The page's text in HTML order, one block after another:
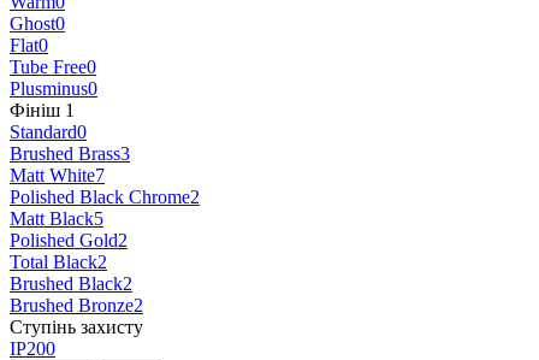
Ghost0
Flat0
Tube Free0
Plusminus0
Фініш 1
Standard0
Brushed Brass3
Matt White7
Polished Black Chrome2
Matt Black5
Polished Gold2
Total Black2
Brushed Black2
Brushed Bronze2
Ступінь захисту
IP200